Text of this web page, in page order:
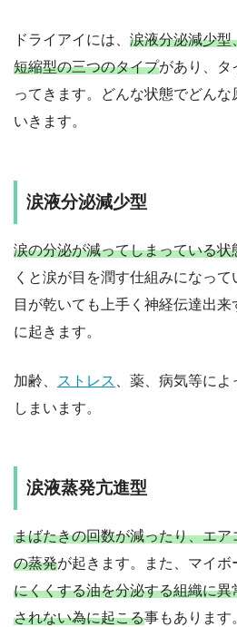
ドライアイには、 涙液分泌減少型
短縮型の三つのタイプがあり、タ
ってきます。どんな状態でどん
いきます。
涙液分泌減少型
涙の分泌が減ってしまっている状
くと涙が目を潤す仕組みになっ
目が乾いても上手く神経伝達出
に起きます。
加齢、 ストレス
、薬、病気等に
しまいます。
涙液蒸発亢進型
まばたきの回数が減ったり、エ
の蒸発が起きます。また、マイボ
にくくする油を分泌する組織に
されない為に起こる事もあります